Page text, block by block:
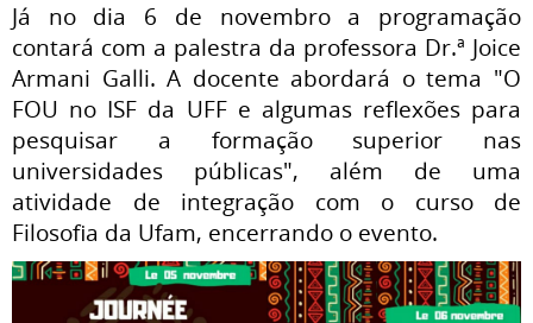
Já no dia 6 de novembro a programação
contará com a palestra da professora Dr.ª Joice
Armani Galli. A docente abordará o tema "O
FOU no ISF da UFF e algumas reflexões para
pesquisar a formação superior nas
universidades públicas", além de uma
atividade de integração com o curso de
Filosofia da Ufam, encerrando o evento.